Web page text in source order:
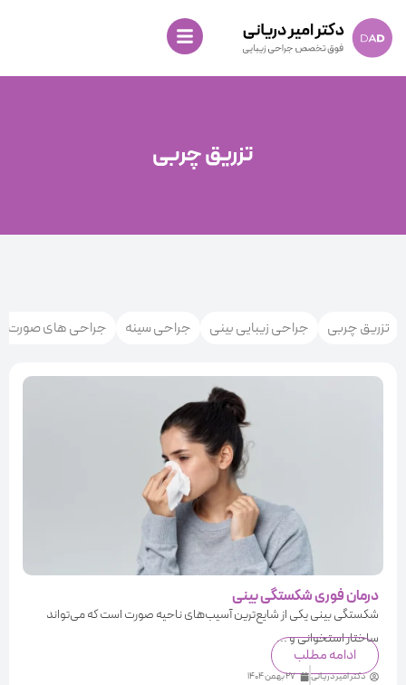
تزریق چربی
تزریق چربی جراحی زیبایی بینی جراحی سینه جراحی های صورت
درمان فوری شکستگی بینی
شکستگی بینی یکی از شایع‌ترین آسیب‌های ناحیه صورت است که می‌تواند
ساختار استخوانی و ...
ادامه مطلب
دکتر امیر دریانی 27 بهمن 1404